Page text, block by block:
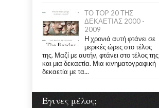
ΤΟ TOP 20 ΤΗΣ
ΔΕΚΑΕΤΙΑΣ 2000 -
2009
Η χρονιά αυτή φτάνει σε
μερικές ώρες στο τέλος
της. Μαζί με αυτήν, φτάνει στο τέλος της
και μια δεκαετία. Μια κινηματογραφική
δεκαετία με τα...
Έγινες μέλος;